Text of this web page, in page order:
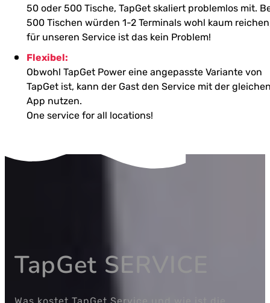
50 oder 500 Tische, TapGet skaliert problemlos mit.
500 Tischen würden 1-2 Terminals wohl kaum
für unseren Service ist das kein Problem!
Flexibel:
Obwohl TapGet Power eine angepasste Variante von
TapGet ist, kann der Gast den Service mit der
App nutzen.
One service for all locations!
TapGet SERVICE